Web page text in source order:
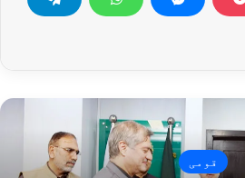
قومی